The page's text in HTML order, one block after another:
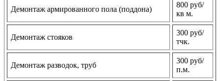
Демонтаж армированного пола (поддона)
800 руб/
кв м.
Демонтаж стояков
300 руб/
тчк.
Демонтаж разводок, труб
300 руб/
п.м.